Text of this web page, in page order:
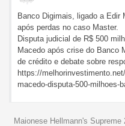
Banco Digimais, ligado a Edir
após perdas no caso Master.
Disputa judicial de R$ 500
Macedo após crise do Banco
de crédito e debate sobre
https://
macedo-disputa-500-milhoes-
Maionese Hellmann's Supreme